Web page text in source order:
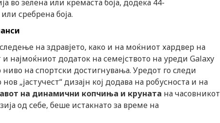
во зелена или кремаста боја, додека 44-
сребрена боја.
на здравјето, како и на моќниот хардвер на
и најмоќниот додаток на семејството на уреди Galaxy
на спортски достигнувања. Уредот го следи
„јастучест“ дизајн кој додава на робусноста и на
на динамични копчиња и круната на часовникот
од себе, беше истакнато за време на